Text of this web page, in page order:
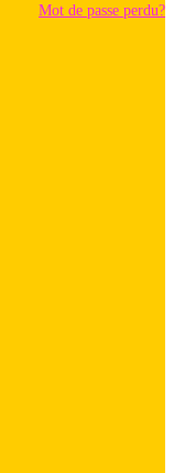
Mot de passe perdu?